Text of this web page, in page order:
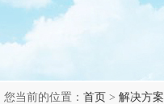
您当前的位置： 首页 > 解决方案